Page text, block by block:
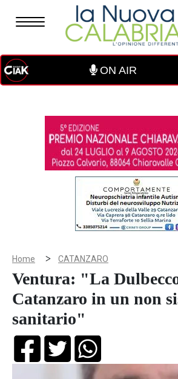
ON AIR
Home > CATANZARO
Ventura: "La
Catanzaro in un non
sanitario"